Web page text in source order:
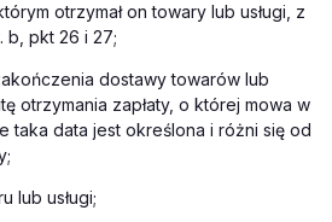
otrzymał on towary lub usługi, z
b, pkt 26 i 27;
dostawy towarów lub
otrzymania zapłaty, o której mowa w
taka data jest określona i różni się od
lub usługi;